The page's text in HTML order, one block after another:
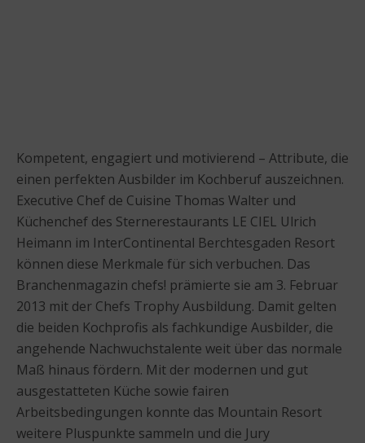
Kompetent, engagiert und motivierend – Attribute, die
einen perfekten Ausbilder im Kochberuf auszeichnen.
Executive Chef de Cuisine Thomas Walter und
Küchenchef des Sternerestaurants LE CIEL Ulrich
Heimann im InterContinental Berchtesgaden Resort
können diese Merkmale für sich verbuchen. Das
Branchenmagazin chefs! prämierte sie am 3. Februar
2013 mit der Chefs Trophy Ausbildung. Damit gelten
die beiden Kochprofis als fachkundige Ausbilder, die
angehende Nachwuchstalente weit über das normale
Maß hinaus fördern. Mit der modernen und gut
ausgestatteten Küche sowie fairen
Arbeitsbedingungen konnte das Mountain Resort
weitere Pluspunkte sammeln und die Jury